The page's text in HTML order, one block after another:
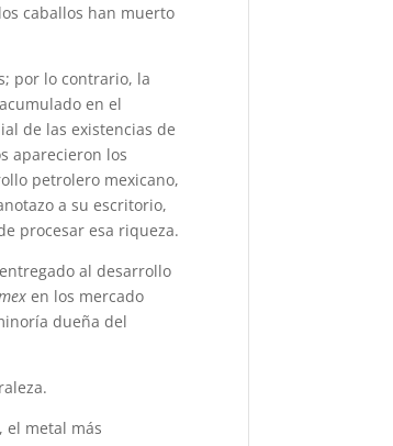
caballos han muerto
por lo contrario, la
en el
de las existencias de
aparecieron los
petrolero mexicano,
a su escritorio,
procesar esa riqueza.
al desarrollo
en los mercado
dueña del
el metal más